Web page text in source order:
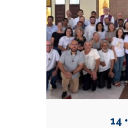
14